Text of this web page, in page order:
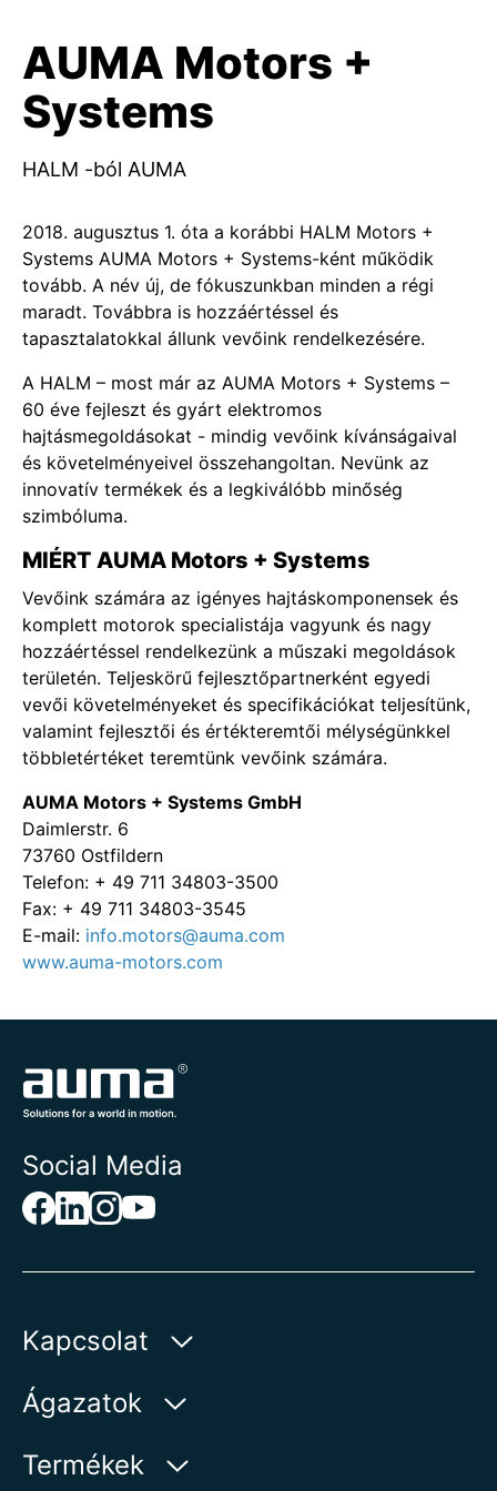
2018. augusztus 1. óta a korábbi HALM Motors +
Systems AUMA Motors + Systems-ként működik
tovább. A név új, de fókuszunkban minden a régi
maradt. Továbbra is hozzáértéssel és
tapasztalatokkal állunk vevőink rendelkezésére.
A HALM – most már az AUMA Motors + Systems –
60 éve fejleszt és gyárt elektromos
hajtásmegoldásokat - mindig vevőink kívánságaival
és követelményeivel összehangoltan. Nevünk az
innovatív termékek és a legkiválóbb minőség
szimbóluma.
MIÉRT AUMA Motors + Systems
Vevőink számára az igényes hajtáskomponensek és
komplett motorok specialistája vagyunk és nagy
hozzáértéssel rendelkezünk a műszaki megoldások
területén. Teljeskörű fejlesztőpartnerként egyedi
vevői követelményeket és specifikációkat teljesítünk,
valamint fejlesztői és értékteremtői mélységünkkel
többletértéket teremtünk vevőink számára.
AUMA Motors + Systems GmbH
Daimlerstr. 6
73760 Ostfildern
Telefon: + 49 711 34803-3500
Fax: + 49 711 34803-3545
E-mail: info.motors@auma.com
www.auma-motors.com
AUMA Motors +
Systems
HALM -ból AUMA
Social Media
Kapcsolat
AUMA Riester
Aumastr 1
Ágazatok
Víz
Termékek